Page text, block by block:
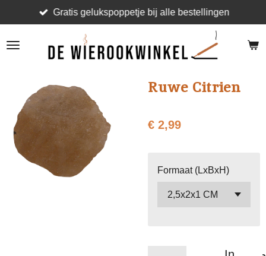
direct
naar
Gratis gelukspoppetje bij alle bestellingen
Ruwe Citrien
€ 2,99
Formaat (LxBxH)